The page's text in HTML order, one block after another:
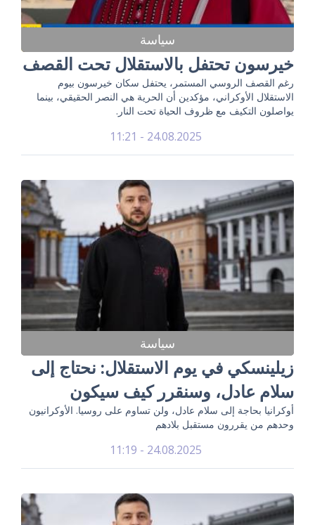
سياسة
خيرسون تحتفل بالاستقلال تحت القصف
رغم القصف الروسي المستمر، يحتفل سكان خيرسون بيوم
الاستقلال الأوكراني، مؤكدين أن الحرية هي النصر الحقيقي، بينما
يواصلون التكيف مع ظروف الحياة تحت النار.
24.08.2025 - 11:21
سياسة
زيلينسكي في يوم الاستقلال: نحتاج إلى
سلام عادل، وسنقرر كيف سيكون
أوكرانيا بحاجة إلى سلام عادل، ولن تساوم على روسيا. الأوكرانيون
وحدهم من يقررون مستقبل بلادهم
24.08.2025 - 11:19